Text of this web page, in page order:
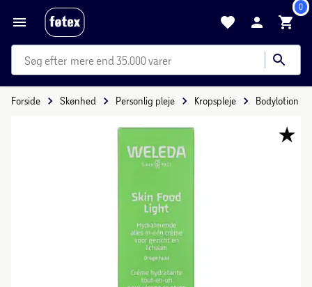
0
mere end 35.000 varer
Forside Skønhed Personlig pleje Kropspleje Bodylotion